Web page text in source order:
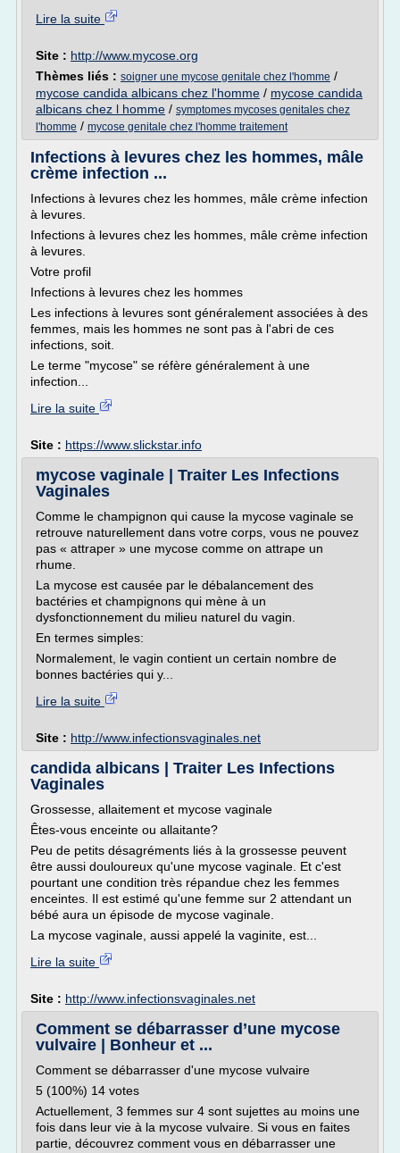
Lire la suite
Site : http://www.mycose.org
Thèmes liés : soigner une mycose genitale chez l'homme /
mycose candida albicans chez l'homme / mycose candida
albicans chez l homme / symptomes mycoses genitales chez
l'homme / mycose genitale chez l'homme traitement
Infections à levures chez les hommes, mâle
crème infection ...
Infections à levures chez les hommes, mâle crème infection
à levures.
Infections à levures chez les hommes, mâle crème infection
à levures.
Votre profil
Infections à levures chez les hommes
Les infections à levures sont généralement associées à des
femmes, mais les hommes ne sont pas à l'abri de ces
infections, soit.
Le terme "mycose" se réfère généralement à une
infection...
Lire la suite
Site : https://www.slickstar.info
mycose vaginale | Traiter Les Infections
Vaginales
Comme le champignon qui cause la mycose vaginale se
retrouve naturellement dans votre corps, vous ne pouvez
pas « attraper » une mycose comme on attrape un
rhume.
La mycose est causée par le débalancement des
bactéries et champignons qui mène à un
dysfonctionnement du milieu naturel du vagin.
En termes simples:
Normalement, le vagin contient un certain nombre de
bonnes bactéries qui y...
Lire la suite
Site : http://www.infectionsvaginales.net
candida albicans | Traiter Les Infections
Vaginales
Grossesse, allaitement et mycose vaginale
Êtes-vous enceinte ou allaitante?
Peu de petits désagréments liés à la grossesse peuvent
être aussi douloureux qu'une mycose vaginale. Et c'est
pourtant une condition très répandue chez les femmes
enceintes. Il est estimé qu'une femme sur 2 attendant un
bébé aura un épisode de mycose vaginale.
La mycose vaginale, aussi appelé la vaginite, est...
Lire la suite
Site : http://www.infectionsvaginales.net
Comment se débarrasser d’une mycose
vulvaire | Bonheur et ...
Comment se débarrasser d'une mycose vulvaire
5 (100%) 14 votes
Actuellement, 3 femmes sur 4 sont sujettes au moins une
fois dans leur vie à la mycose vulvaire. Si vous en faites
partie, découvrez comment vous en débarrasser une